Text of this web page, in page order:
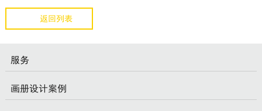
返回列表
服务
画册设计案例